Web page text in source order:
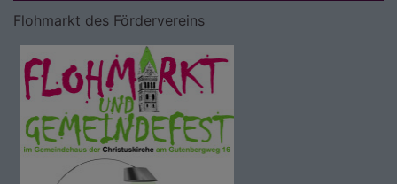
Flohmarkt des Fördervereins